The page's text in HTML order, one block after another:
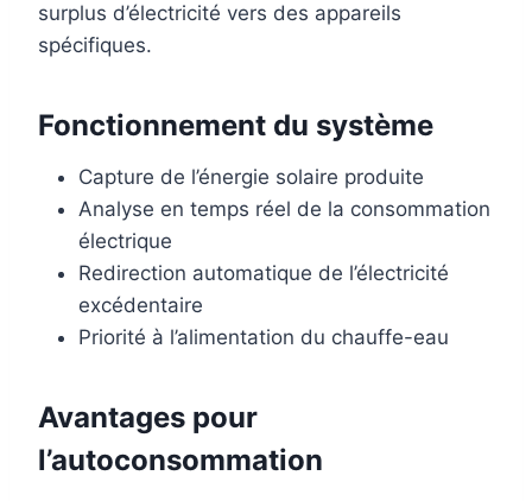
surplus d’électricité vers des appareils
spécifiques.
Fonctionnement du système
Capture de l’énergie solaire produite
Analyse en temps réel de la consommation
électrique
Redirection automatique de l’électricité
excédentaire
Priorité à l’alimentation du chauffe-eau
Avantages pour
l’autoconsommation